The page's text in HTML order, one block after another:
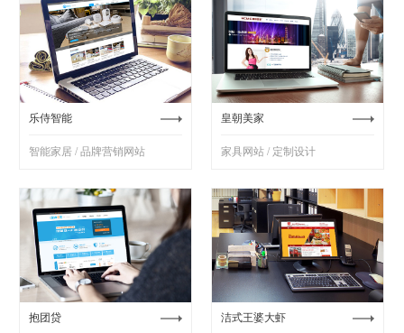
乐侍智能
智能家居 / 品牌营销网站
皇朝美家
家具网站 / 定制设计
抱团贷 洁式王婆大虾